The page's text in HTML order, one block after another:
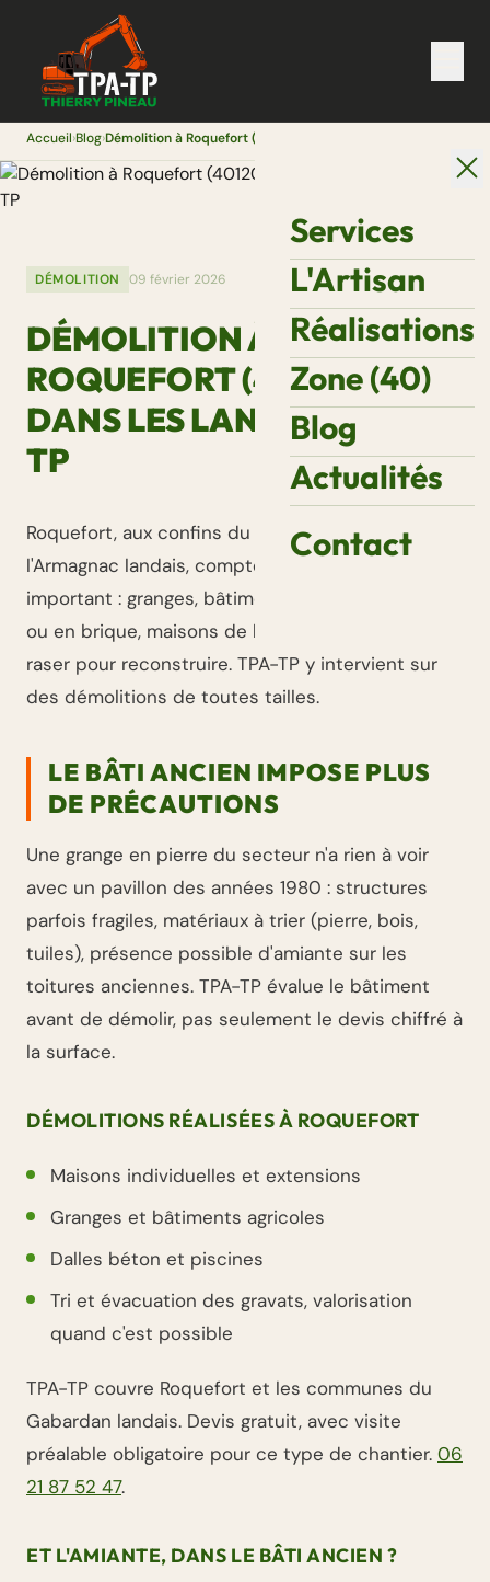
Services
L'Artisan
Réalisations
Zone (40)
Blog
Actualités
Contact
Accueil›Blog›
DÉMOLITION 09 février 2026
DÉMOLITION À
ROQUEFORT (40120) ET
DANS LES LANDES — TPA-
TP
Roquefort, aux confins du Gabardan et de
l'Armagnac landais, compte un bâti ancien
important : granges, bâtiments agricoles en pierre
ou en brique, maisons de bourg à rénover ou à
raser pour reconstruire. TPA-TP y intervient sur
des démolitions de toutes tailles.
LE BÂTI ANCIEN IMPOSE PLUS
DE PRÉCAUTIONS
Une grange en pierre du secteur n'a rien à voir
avec un pavillon des années 1980 : structures
parfois fragiles, matériaux à trier (pierre, bois,
tuiles), présence possible d'amiante sur les
toitures anciennes. TPA-TP évalue le bâtiment
avant de démolir, pas seulement le devis chiffré à
la surface.
DÉMOLITIONS RÉALISÉES À ROQUEFORT
Maisons individuelles et extensions
Granges et bâtiments agricoles
Dalles béton et piscines
Tri et évacuation des gravats, valorisation
quand c'est possible
TPA-TP couvre Roquefort et les communes du
Gabardan landais. Devis gratuit, avec visite
préalable obligatoire pour ce type de chantier. 06
21 87 52 47.
ET L'AMIANTE, DANS LE BÂTI ANCIEN ?